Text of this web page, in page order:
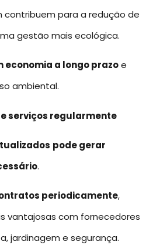
contribuem para a redução de
gestão mais ecológica.
economia a longo prazoe
ambiental.
serviços regularmente
pode gerar
.
periodicamente,
vantajosas com fornecedores
jardinagem e segurança.